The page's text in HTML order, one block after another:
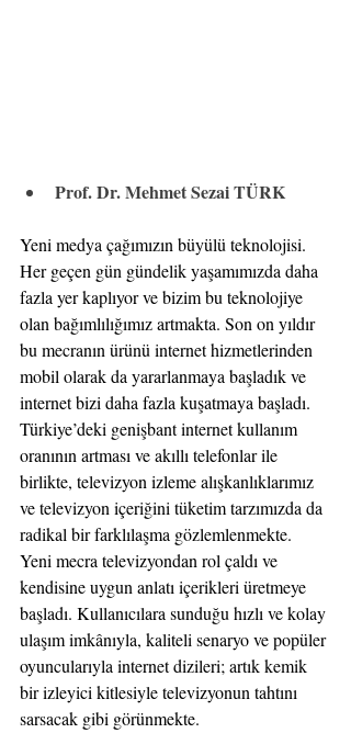
Prof. Dr. Mehmet Sezai TÜRK
Yeni medya çağımızın büyülü teknolojisi.
Her geçen gün gündelik yaşamımızda daha
fazla yer kaplıyor ve bizim bu teknolojiye
olan bağımlılığımız artmakta. Son on yıldır
bu mecranın ürünü internet hizmetlerinden
mobil olarak da yararlanmaya başladık ve
internet bizi daha fazla kuşatmaya başladı.
Türkiye’deki genişbant internet kullanım
oranının artması ve akıllı telefonlar ile
birlikte, televizyon izleme alışkanlıklarımız
ve televizyon içeriğini tüketim tarzımızda da
radikal bir farklılaşma gözlemlenmekte.
Yeni mecra televizyondan rol çaldı ve
kendisine uygun anlatı içerikleri üretmeye
başladı. Kullanıcılara sunduğu hızlı ve kolay
ulaşım imkânıyla, kaliteli senaryo ve popüler
oyuncularıyla internet dizileri; artık kemik
bir izleyici kitlesiyle televizyonun tahtını
sarsacak gibi görünmekte.